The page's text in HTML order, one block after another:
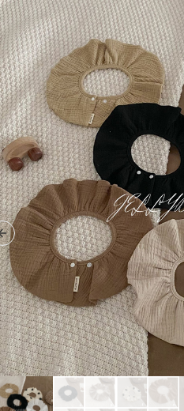
Previous slide